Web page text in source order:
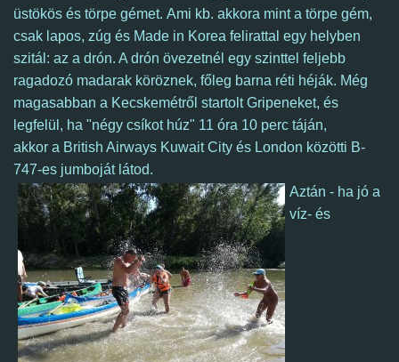
üstökös és törpe gémet. Ami kb. akkora mint a törpe gém,
csak lapos, zúg és Made in Korea felirattal egy helyben
szitál: az a drón. A drón övezetnél egy szinttel feljebb
ragadozó madarak köröznek, főleg barna réti héják. Még
magasabban a Kecskemétről startolt Gripeneket, és
legfelül, ha "négy csíkot húz" 11 óra 10 perc táján,
akkor a British Airways Kuwait City és London közötti B-
747-es jumboját látod.
Aztán - ha jó a
víz- és